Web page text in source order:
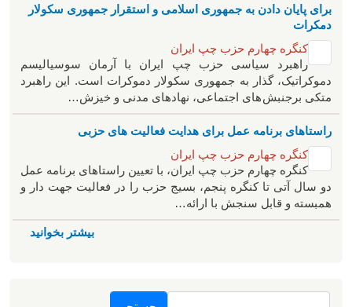
برای پایان دادن به جمهوری اسلامی و استقرار جمهوری سکولار
دمکرات
کنگره چهارم حزب چپ ایران
راهبرد سياسی حزب چپ ایران با آرمان سوسیالیسم
دموکراتیک، گذار به جمهوری سکولار دموکرات است. این راهبرد
متکی برجنبش های اجتماعی، نهادهای مدنی و خیزش‌…
راستاهای برنامه عمل برای هدایت فعالیت های حزبی
کنگره چهارم حزب چپ ایران
کنگره چهارم حزب چپ ایران، با تعیین راستاهای برنامه عمل
دو سال آتی تا کنگره پنجم، بسیج حزب را در فعالیت جهت دار و
همبسته و قابل سنجش با ارائه…
بیشتر بخوانید
جستجو